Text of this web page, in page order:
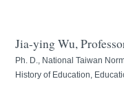
榮譽榜
Jia-ying Wu,
Ph. D., National Taiwan
History of Education,